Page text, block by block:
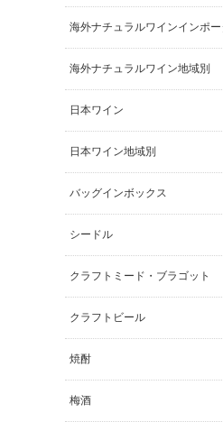
海外ナチュラルワインインポー
海外ナチュラルワイン地域別
日本ワイン
日本ワイン地域別
バッグインボックス
シードル
クラフトミード・ブラゴット
クラフトビール
焼酎
梅酒